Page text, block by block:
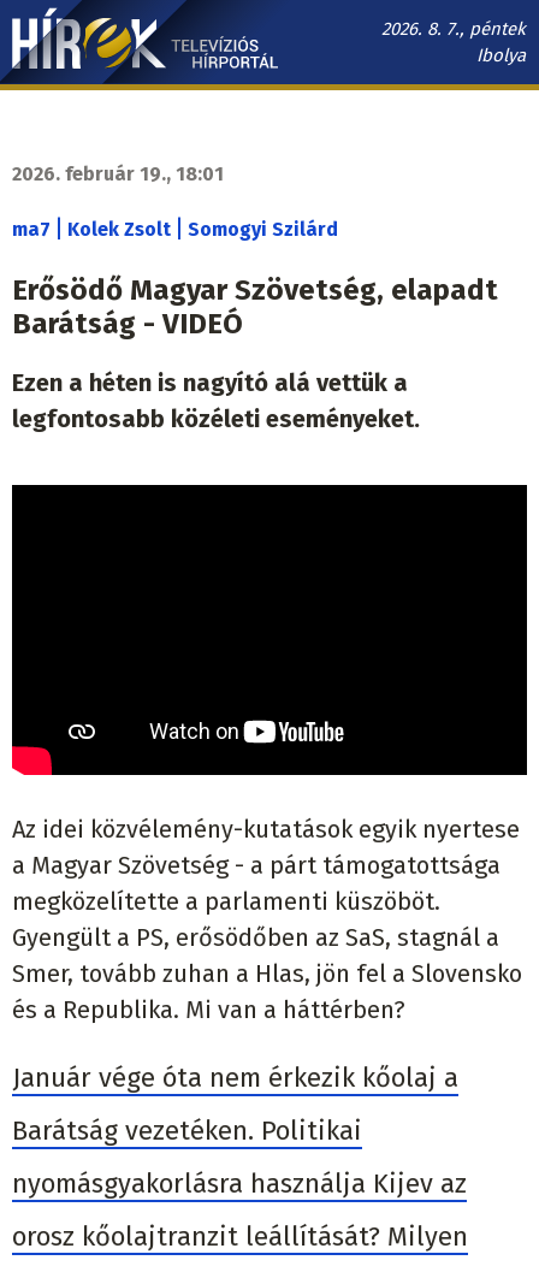
Ugrás
tartalomra
2026. 8. 7., péntek
Ibolya
Hírek.sk
2026. február 19., 18:01
ma7 Kolek Zsolt Somogyi Szilárd
Erősödő Magyar Szövetség, elapadt
Barátság - VIDEÓ
Ezen a héten is nagyító alá vettük a
legfontosabb közéleti eseményeket.
Az idei közvélemény-kutatások egyik nyertese
a Magyar Szövetség - a párt támogatottsága
megközelítette a parlamenti küszöböt.
Gyengült a PS, erősödőben az SaS, stagnál a
Smer, tovább zuhan a Hlas, jön fel a Slovensko
és a Republika. Mi van a háttérben?
Január vége óta nem érkezik kőolaj a
Barátság vezetéken. Politikai
nyomásgyakorlásra használja Kijev az
orosz kőolajtranzit leállítását? Milyen